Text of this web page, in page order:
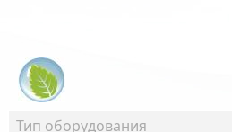
Тип оборудования